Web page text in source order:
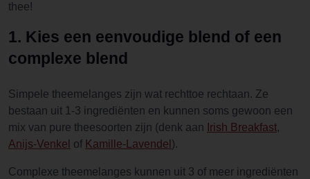
thee!
1. Kies een eenvoudige blend of een
complexe blend
Simpele theemelanges zijn wat rechttoe rechtaan. Ze
bestaan uit 1-3 ingrediënten en kunnen soms gewoon een
mix van pure theesoorten zijn (denk aan Irish Breakfast,
Anijs-Venkel of Kamille-Lavendel ).
Complexe theemelanges kunnen uit 3 of meer ingrediënten